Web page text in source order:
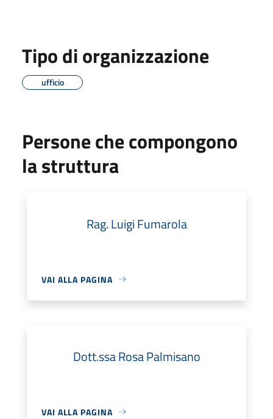
Tipo di organizzazione
ufficio
Persone che compongono
la struttura
Rag. Luigi Fumarola
VAI ALLA PAGINA
Dott.ssa Rosa Palmisano
VAI ALLA PAGINA